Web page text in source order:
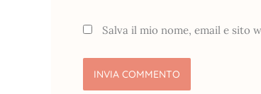
Salva il mio nome, email e sito